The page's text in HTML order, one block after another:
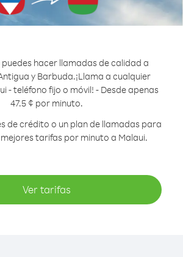
puedes hacer llamadas de calidad a
y Barbuda.¡Llama a cualquier
- teléfono fijo o móvil! - Desde apenas
47.5 ¢ por minuto.
de crédito o un plan de llamadas para
tarifas por minuto a Malaui.
Ver tarifas